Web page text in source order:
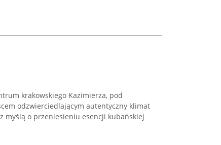
krakowskiego Kazimierza, pod
odzwierciedlającym autentyczny klimat
myślą o przeniesieniu esencji kubańskiej